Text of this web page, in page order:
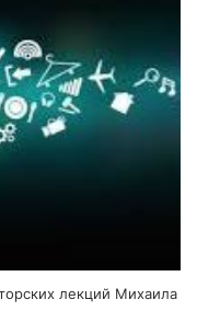
лекций Михаила